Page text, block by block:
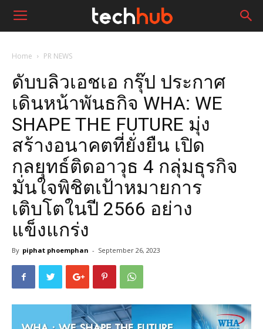
Home PR NEWS
ดับบลิวเอชเอ กรุ๊ป ประกาศ
เดินหน้าพันธกิจ WHA: WE
SHAPE THE FUTURE มุ่ง
สร้างอนาคตที่ยั่งยืน เปิด
กลยุทธ์ติดอาวุธ 4 กลุ่มธุรกิจ
มั่นใจพิชิตเป้าหมายการ
เติบโตในปี 2566 อย่าง
แข็งแกร่ง
By piphat phoemphan - September 26, 2023